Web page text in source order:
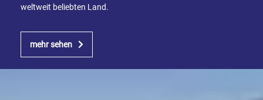
weltweit beliebten Land.
mehr sehen